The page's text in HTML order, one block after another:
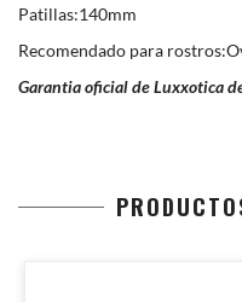
Patillas:140mm
Recomendado para
Garantia oficial de Luxxotica